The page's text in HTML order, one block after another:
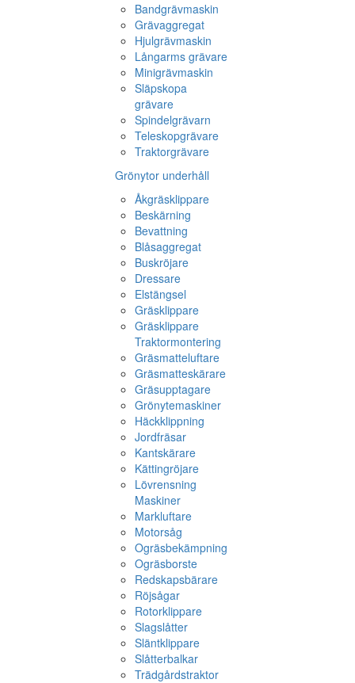
Bandgrävmaskin
Grävaggregat
Hjulgrävmaskin
Långarms grävare
Minigrävmaskin
Släpskopa
grävare
Spindelgrävarn
Teleskopgrävare
Traktorgrävare
Grönytor underhåll
Åkgräsklippare
Beskärning
Bevattning
Blåsaggregat
Buskröjare
Dressare
Elstängsel
Gräsklippare
Gräsklippare
Traktormontering
Gräsmatteluftare
Gräsmatteskärare
Gräsupptagare
Grönytemaskiner
Häckklippning
Jordfräsar
Kantskärare
Kättingröjare
Lövrensning
Maskiner
Markluftare
Motorsåg
Ogräsbekämpning
Ogräsborste
Redskapsbärare
Röjsågar
Rotorklippare
Slagslåtter
Släntklippare
Slåtterbalkar
Trädgårdstraktor